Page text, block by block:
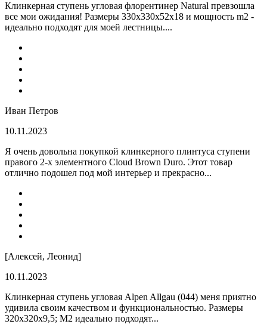
Клинкерная ступень угловая флорентинер Natural превзошла
все мои ожидания! Размеры 330х330х52х18 и мощность m2 -
идеально подходят для моей лестницы....
Иван Петров
10.11.2023
Я очень довольна покупкой клинкерного плинтуса ступени
правого 2-х элементного Cloud Brown Duro. Этот товар
отлично подошел под мой интерьер и прекрасно...
[Алексей, Леонид]
10.11.2023
Клинкерная ступень угловая Alpen Allgau (044) меня приятно
удивила своим качеством и функциональностью. Размеры
320x320x9,5; M2 идеально подходят...